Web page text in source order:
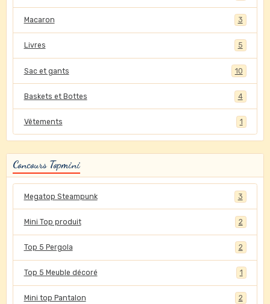
Macaron 3
Livres 5
Sac et gants 10
Baskets et Bottes 4
Vêtements 1
Concours Topmini
Megatop Steampunk 3
Mini Top produit 2
Top 5 Pergola 2
Top 5 Meuble décoré 1
Mini top Pantalon 2